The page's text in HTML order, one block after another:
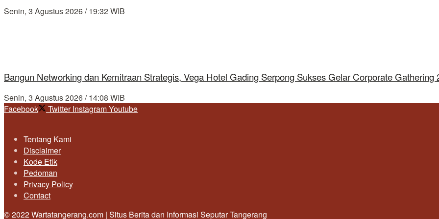
Senin, 3 Agustus 2026 / 19:32 WIB
Bangun Networking dan Kemitraan Strategis, Vega Hotel Gading Serpong Sukses Gelar Corporate Gathering
Senin, 3 Agustus 2026 / 14:08 WIB
Facebook
Twitter InstagramYoutube
Tentang Kami
Disclaimer
Kode Etik
Pedoman
Privacy Policy
Contact
© 2022 Wartatangerang.com | Situs Berita dan Informasi Seputar Tangerang